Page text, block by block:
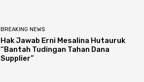
BREAKING NEWS
Hak Jawab Erni Mesalina Hutauruk
“Bantah Tudingan Tahan Dana
Supplier”